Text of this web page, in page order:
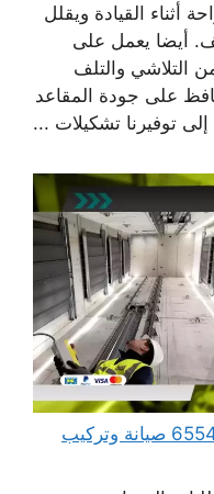
أثناء القيادة ويقلل
أيضا يعمل على
التلاشي والتلف
على جودة المقاعد
إلى توفيرنا تشكيلات ...
صيانة مصاعد في الكويت 65542233 صيانة وتركيب